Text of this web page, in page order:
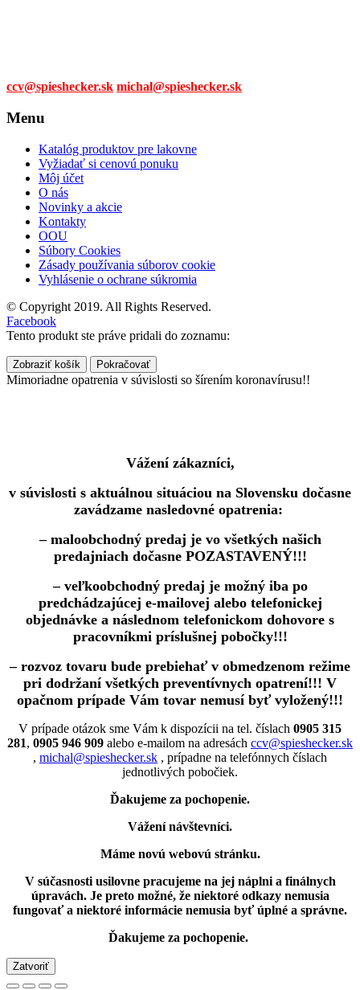
ccv@spieshecker.sk michal@spieshecker.sk
Menu
Katalóg produktov pre lakovne
Vyžiadať si cenovú ponuku
Môj účet
O nás
Novinky a akcie
Kontakty
OOU
Súbory Cookies
Zásady používania súborov cookie
Vyhlásenie o ochrane súkromia
© Copyright 2019. All Rights Reserved.
Facebook
Tento produkt ste práve pridali do zoznamu:
Zobraziť košík Pokračovať
Mimoriadne opatrenia v súvislosti so šírením koronavírusu!!
Vážení zákazníci,
v súvislosti s aktuálnou situáciou na Slovensku dočasne
zavádzame nasledovné opatrenia:
– maloobchodný predaj je vo všetkých našich
predajniach dočasne POZASTAVENÝ!!!
– veľkoobchodný predaj je možný iba po
predchádzajúcej e-mailovej alebo telefonickej
objednávke a následnom telefonickom dohovore s
pracovníkmi príslušnej pobočky!!!
– rozvoz tovaru bude prebiehať v obmedzenom režime
pri dodržaní všetkých preventívnych opatrení!!! V
opačnom prípade Vám tovar nemusí byť vyložený!!!
V prípade otázok sme Vám k dispozícii na tel. číslach 0905 315
281, 0905 946 909 alebo e-mailom na adresách ccv@spieshecker.sk
, michal@spieshecker.sk , prípadne na telefónnych číslach
jednotlivých pobočiek.
Ďakujeme za pochopenie.
Vážení návštevníci.
Máme novú webovú stránku.
V súčasnosti usilovne pracujeme na jej náplni a finálnych
úpravách. Je preto možné, že niektoré odkazy nemusia
fungovaťa niektoré informácie nemusia byť úplné a správne.
Ďakujeme za pochopenie.
Zatvoriť